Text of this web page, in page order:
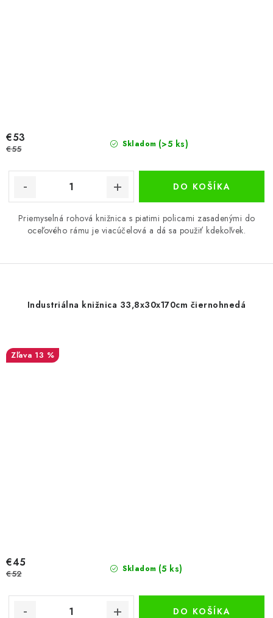
Skladom (>5 ks)
€53
€55
DO KOŠÍKA
Priemyselná rohová knižnica s piatimi policami zasadenými do
oceľového rámu je viacúčelová a dá sa použiť kdekoľvek.
Industriálna knižnica 33,8x30x170cm čiernohnedá
13 %
Skladom (5 ks)
€45
€52
DO KOŠÍKA